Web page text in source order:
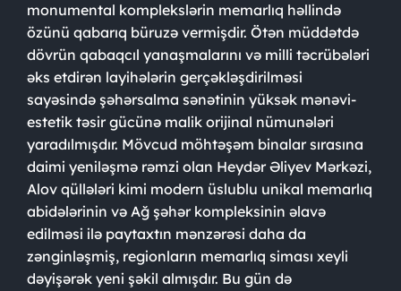
monumental komplekslərin memarlıq həllində
özünü qabarıq büruzə vermişdir. Ötən müddətdə
dövrün qabaqcıl yanaşmalarını və milli təcrübələri
əks etdirən layihələrin gerçəkləşdirilməsi
sayəsində şəhərsalma sənətinin yüksək mənəvi-
estetik təsir gücünə malik orijinal nümunələri
yaradılmışdır. Mövcud möhtəşəm binalar sırasına
daimi yeniləşmə rəmzi olan Heydər Əliyev Mərkəzi,
Alov qüllələri kimi modern üslublu unikal memarlıq
abidələrinin və Ağ şəhər kompleksinin əlavə
edilməsi ilə paytaxtın mənzərəsi daha da
zənginləşmiş, regionların memarlıq siması xeyli
dəyişərək yeni şəkil almışdır. Bu gün də